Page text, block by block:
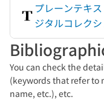
プレーンテキ
ジタルコレクシ
You can check the
(keywords that refer to
name, etc.), etc.